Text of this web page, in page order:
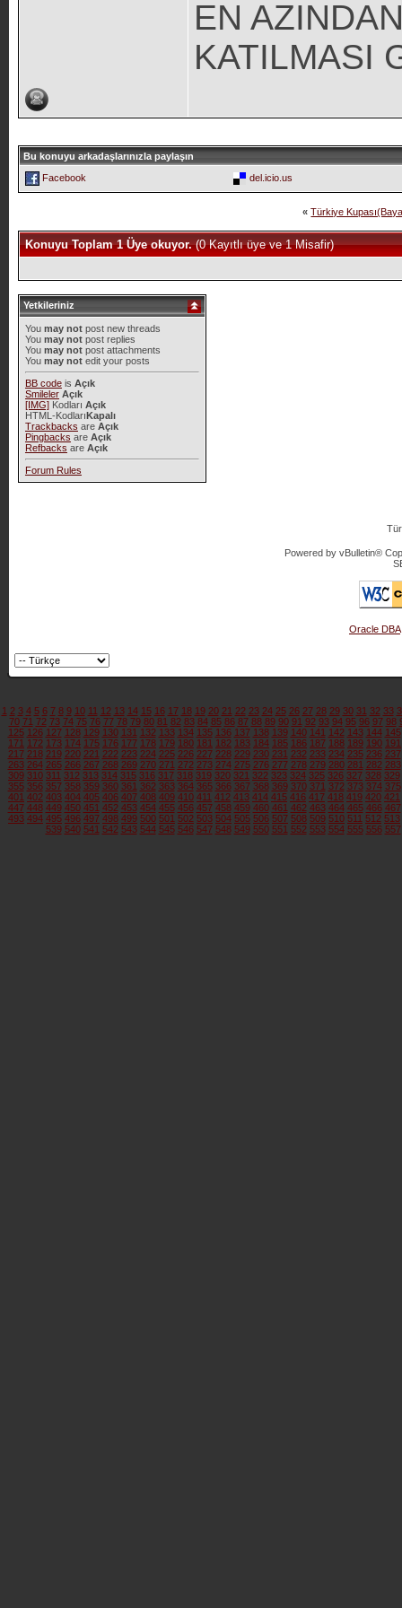
EN
KATILMASI
Bu konuyu arkadaşlarınızla paylaşın
Facebook
del.icio.us
« Türkiye
Konuyu Toplam 1 Üye okuyor.(0 Kayıtlı üye ve 1 Misafir)
Yetkileriniz
You may notpost new threads
You may notpost replies
You may notpost attachments
You may notedit your posts
BB codeis Açık
Smileler Açık
[IMG]Kodları Açık
HTML-KodlarıKapalı
Trackbacks are Açık
Pingbacks are Açık
Refbacks are Açık
Forum Rules
Powered by vBulletin®
Oracle DBA
1 2 3 4 5 6 7 8 9 10 11 12 13 14 15 16 17 18 19 20 21 22 23 24 25 26 27 28 29 30 31 32 33
70 71 72 73 74 75 76 77 78 79 80 81 82 83 84 85 86 87 88 89 90 91 92 93 94 95 96 97 98
125 126 127 128 129 130 131 132 133 134 135 136 137 138 139 140 141 142 143 144 145
171 172 173 174 175 176 177 178 179 180 181 182 183 184 185 186 187 188 189 190 191
217 218 219 220 221 222 223 224 225 226 227 228 229 230 231 232 233 234 235 236 237
263 264 265 266 267 268 269 270 271 272 273 274 275 276 277 278 279 280 281 282 283
309 310 311 312 313 314 315 316 317 318 319 320 321 322 323 324 325 326 327 328 329
355 356 357 358 359 360 361 362 363 364 365 366 367 368 369 370 371 372 373 374 375
401 402 403 404 405 406 407 408 409 410 411 412 413 414 415 416 417 418 419 420 421
447 448 449 450 451 452 453 454 455 456 457 458 459 460 461 462 463 464 465 466 467
493 494 495 496 497 498 499 500 501 502 503 504 505 506 507 508 509 510 511 512 513
539 540 541 542 543 544 545 546 547 548 549 550 551 552 553 554 555 556 557